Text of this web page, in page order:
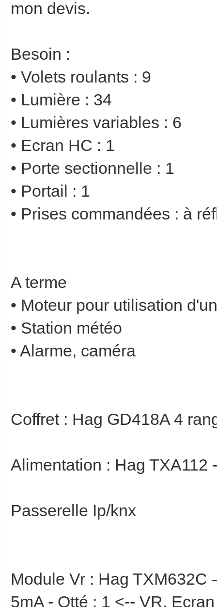
mon devis.
Besoin :
• Volets roulants : 9
• Lumière : 34
• Lumières variables : 6
• Ecran HC : 1
• Porte sectionnelle : 1
• Portail : 1
• Prises commandées : à
A terme
• Moteur pour utilisation
• Station météo
• Alarme, caméra
Coffret : Hag GD418A 4
Alimentation : Hag TXA112
Passerelle Ip/knx
Module Vr : Hag TXM632C
5mA - Qtté : 1 <-- VR,